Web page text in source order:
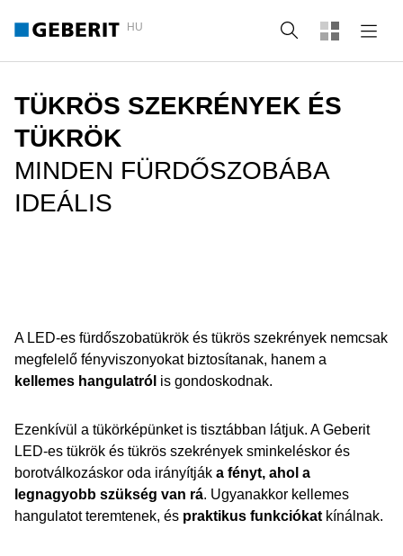
HU Keresés
TÜKRÖS SZEKRÉNYEK ÉS
TÜKRÖK
MINDEN FÜRDŐSZOBÁBA
IDEÁLIS
A LED-es fürdőszobatükrök és tükrös szekrények nemcsak
megfelelő fényviszonyokat biztosítanak, hanem a
kellemes hangulatról is gondoskodnak.
Ezenkívül a tükörképünket is tisztábban látjuk. A Geberit
LED-es tükrök és tükrös szekrények sminkeléskor és
borotválkozáskor oda irányítják a fényt, ahol a
legnagyobb szükség van rá. Ugyanakkor kellemes
hangulatot teremtenek, és praktikus funkciókat kínálnak.